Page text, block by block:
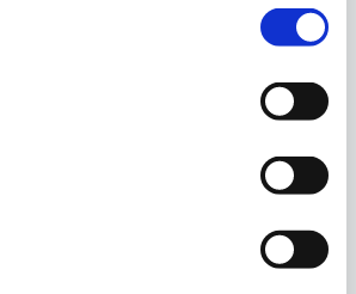
SPAR 17%
Basis konferencestol –